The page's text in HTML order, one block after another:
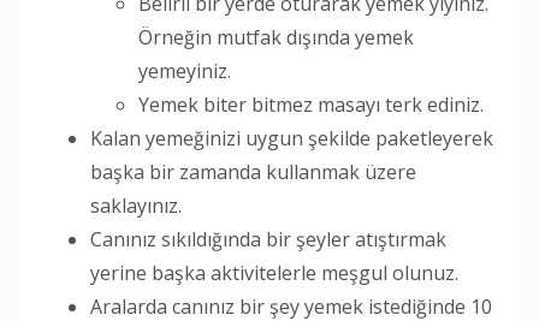
Örneğin mutfak dışında yemek
yemeyiniz.
Yemek biter bitmez masayı terk ediniz.
Kalan yemeğinizi uygun şekilde paketleyerek
başka bir zamanda kullanmak üzere
saklayınız.
Canınız sıkıldığında bir şeyler atıştırmak
yerine başka aktivitelerle meşgul olunuz.
Aralarda canınız bir şey yemek istediğinde 10